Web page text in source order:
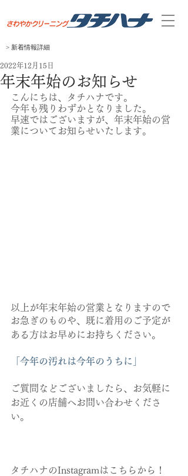
> 新着​情報​詳細
年末年始のお知らせ
2022年12月15日
こんにちは、タチハナです。
今年も残りわずかとなりました。
早速ではございますが、年末年始の営
業についてお知らせいたします。
以上が年末年始の営業となりますので
お急ぎのものや、既に着用のご予定が
ある方はお早めにお持ちください。
「今年の汚れは今年のうちに」
ご質問などございましたら、お気軽に
お近くの店舗へお問い合わせくださ
い。
タチハナのInstagramはこちらから！